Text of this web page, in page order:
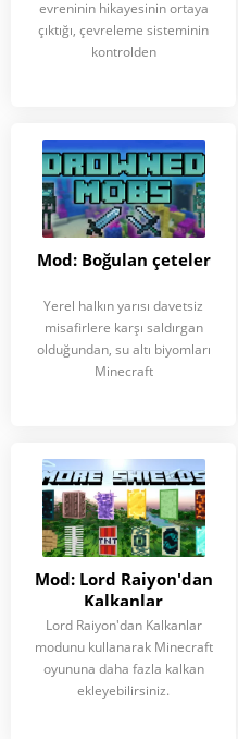
evreninin hikayesinin ortaya
çıktığı, çevreleme sisteminin
kontrolden
Mod: Boğulan çeteler
Yerel halkın yarısı davetsiz
misafirlere karşı saldırgan
olduğundan, su altı biyomları
Minecraft
Mod: Lord Raiyon'dan
Kalkanlar
Lord Raiyon'dan Kalkanlar
modunu kullanarak Minecraft
oyununa daha fazla kalkan
ekleyebilirsiniz.